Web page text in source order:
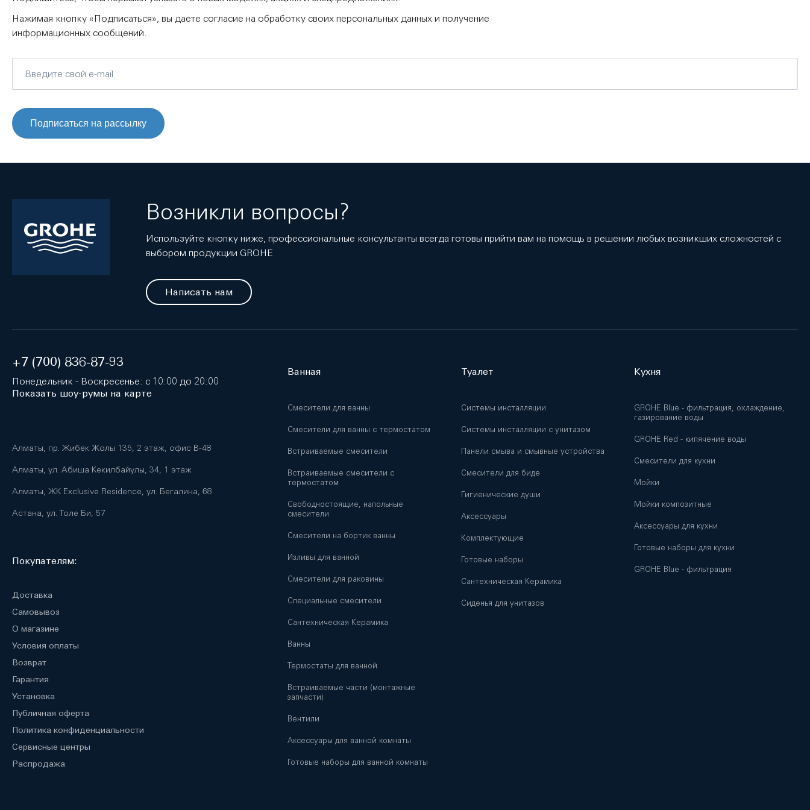
Нажимая кнопку «Подписаться», вы даете согласие на обработку своих персональных данных и получение
информационных сообщений.
Подписаться на рассылку
Возникли вопросы?
Используйте кнопку ниже, профессиональные консультанты всегда готовы прийти вам на помощь в решении любых возникших сложностей с
выбором продукции GROHE
Написать нам
+7 (700) 836-87-93
Понедельник - Воскресенье: с 10:00 до 20:00
Показать шоу-румы на карте
Алматы, пр. Жибек Жолы 135, 2 этаж, офис B-48
Алматы, ул. Абиша Кекилбайулы, 34, 1 этаж
Алматы, ЖК Exclusive Residence, ул. Бегалина, 68
Астана, ул. Толе Би, 57
Покупателям:
Доставка
Самовывоз
О магазине
Условия оплаты
Возврат
Гарантия
Установка
Публичная оферта
Политика конфиденциальности
Сервисные центры
Распродажа
Ванная
Смесители для ванны
Смесители для ванны с термостатом
Встраиваемые смесители
Встраиваемые смесители с
термостатом
Свободностоящие, напольные
смесители
Смесители на бортик ванны
Изливы для ванной
Смесители для раковины
Специальные смесители
Сантехническая Керамика
Ванны
Термостаты для ванной
Встраиваемые части (монтажные
запчасти)
Вентили
Аксессуары для ванной комнаты
Готовые наборы для ванной комнаты
Туалет
Системы инсталляции
Системы инсталляции с унитазом
Панели смыва и смывные устройства
Смесители для биде
Гигиенические души
Аксессуары
Комплектующие
Готовые наборы
Сантехническая Керамика
Сиденья для унитазов
Кухня
GROHE Blue - фильтрация, охлаждение,
газирование воды
GROHE Red - кипячение воды
Смесители для кухни
Мойки
Мойки композитные
Аксессуары для кухни
Готовые наборы для кухни
GROHE Blue - фильтрация